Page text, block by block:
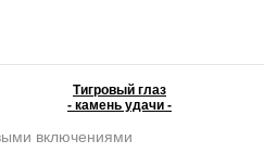
Тигровый глаз
- камень удачи -
включениями